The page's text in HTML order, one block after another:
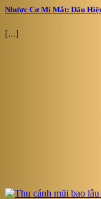
Nhược Cơ Mí Mắt: Dấu
[...]